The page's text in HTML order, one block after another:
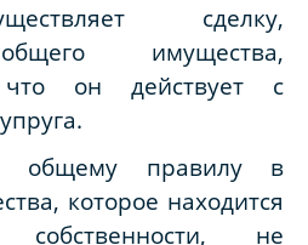
сделку,
имущества,
что он действует с
общему правилу в
которое находится
не